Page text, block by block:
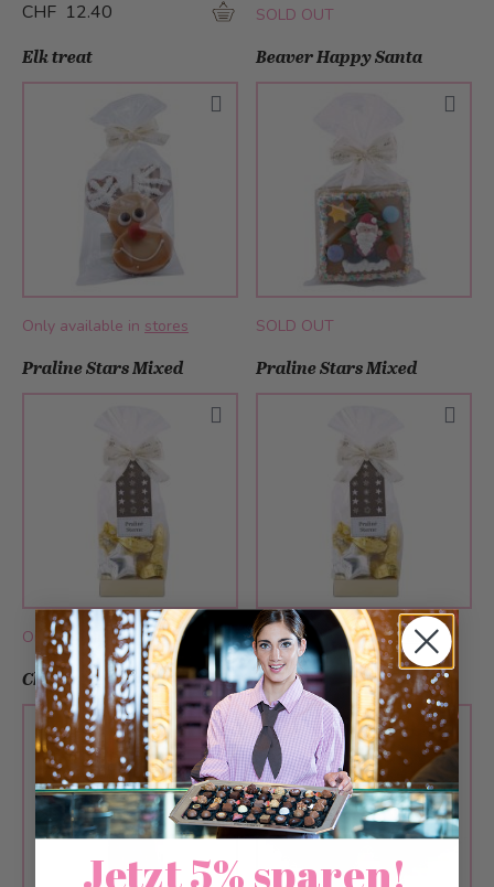
CHF 12.40
SOLD OUT
Elk treat
Only available in stores
Beaver Happy Santa
SOLD OUT
Praline Stars Mixed
Only available instores
Praline Stars Mixed
Only available instores
Christmas Pop
Stars Duo
Jetzt 5% sparen!